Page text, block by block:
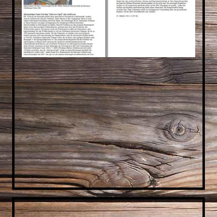
ARTIKEL UND BILDER AUS DEN 70ERN